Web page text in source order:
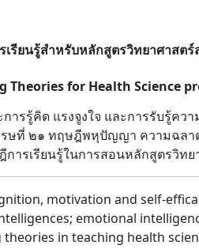
เรียนรู้สำหรับหลักสูตรวิทยาศาสต
Theories for Health Science
ารรู้คิด แรงจูงใจ และการรับรู้คว
รษที่ ๒๑ ทฤษฎีพหุปัญญา ความฉล
ารเรียนรู้ในการสอนหลักสูตรวิท
motivation and self-
emotional
in teaching health